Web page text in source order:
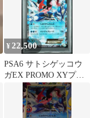
¥ 22,500
PSA6 サトシゲッコウ
ガEX PROMO XYプロ
モ 218/XY-P